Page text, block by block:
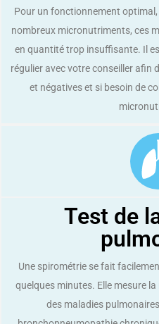
Pour un fonctionnement
nombreux micronutriments, ces
en quantité trop insuffisante. Il
régulier avec votre conseiller afin
et négatives et si besoin de
Test de
Une spirométrie se fait
quelques minutes. Elle mesure
des maladies